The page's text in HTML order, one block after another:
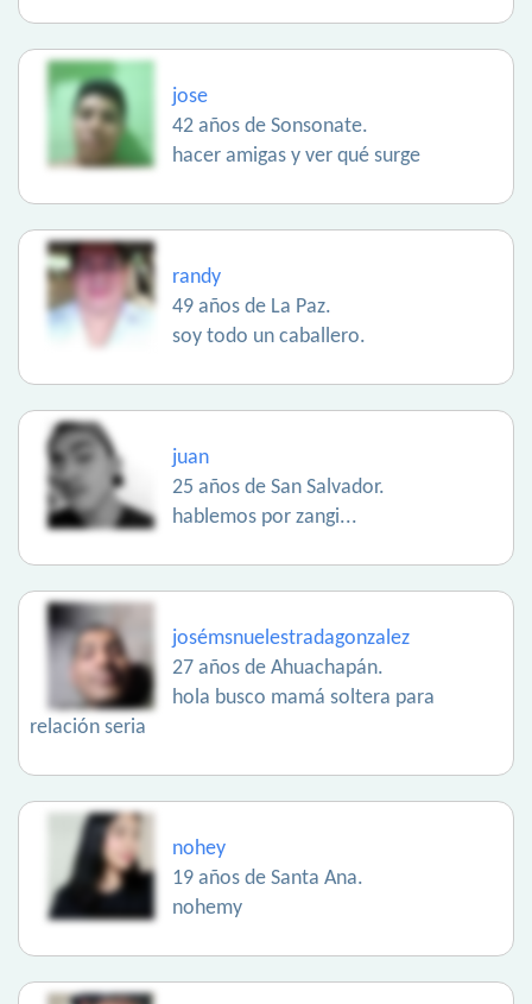
jose
42 años de Sonsonate.
hacer amigas y ver qué surge
randy
49 años de La Paz.
soy todo un caballero.
juan
25 años de San Salvador.
hablemos por zangi...
josémsnuelestradagonzalez
27 años de Ahuachapán.
hola busco mamá soltera para
relación seria
nohey
19 años de Santa Ana.
nohemy